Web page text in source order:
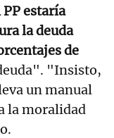
PP estaría
la deuda
de
"Insisto,
un manual
la moralidad